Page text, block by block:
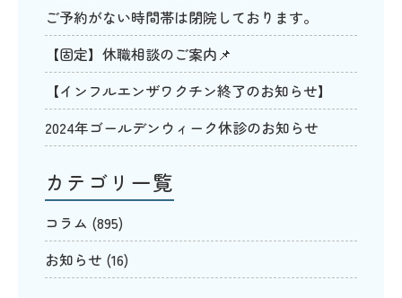
ご予約がない時間帯は閉院しております。
【固定】休職相談のご案内📌
【インフルエンザワクチン終了のお知らせ】
2024年ゴールデンウィーク休診のお知らせ
カテゴリ一覧
コラム (895)
お知らせ (16)